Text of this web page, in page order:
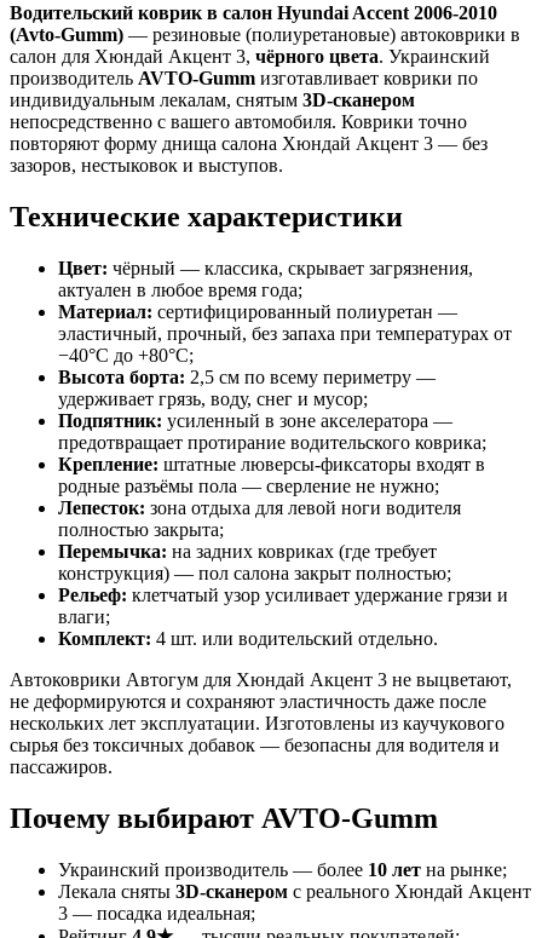
Водительский коврик в салон Hyundai Accent 2006-2010
(Avto-Gumm) — резиновые (полиуретановые) автоковрики в
салон для Хюндай Акцент 3, чёрного цвета. Украинский
производитель AVTO-Gumm изготавливает коврики по
индивидуальным лекалам, снятым 3D-сканером
непосредственно с вашего автомобиля. Коврики точно
повторяют форму днища салона Хюндай Акцент 3 — без
зазоров, нестыковок и выступов.
Технические характеристики
Цвет: чёрный — классика, скрывает загрязнения,
актуален в любое время года;
Материал: сертифицированный полиуретан —
эластичный, прочный, без запаха при температурах от
−40°C до +80°C;
Высота борта: 2,5 см по всему периметру —
удерживает грязь, воду, снег и мусор;
Подпятник: усиленный в зоне акселератора —
предотвращает протирание водительского коврика;
Крепление: штатные люверсы-фиксаторы входят в
родные разъёмы пола — сверление не нужно;
Лепесток: зона отдыха для левой ноги водителя
полностью закрыта;
Перемычка: на задних ковриках (где требует
конструкция) — пол салона закрыт полностью;
Рельеф: клетчатый узор усиливает удержание грязи и
влаги;
Комплект: 4 шт. или водительский отдельно.
Автоковрики Автогум для Хюндай Акцент 3 не выцветают,
не деформируются и сохраняют эластичность даже после
нескольких лет эксплуатации. Изготовлены из каучукового
сырья без токсичных добавок — безопасны для водителя и
пассажиров.
Почему выбирают AVTO-Gumm
Украинский производитель — более 10 лет на рынке;
Лекала сняты 3D-сканером с реального Хюндай Акцент
3 — посадка идеальная;